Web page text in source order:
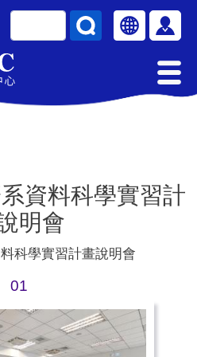
移至主內容
Select your
使用
資料科學實習計
明會
科學實習計畫說明會
01